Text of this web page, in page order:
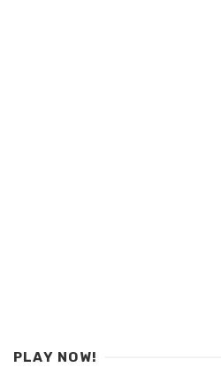
PLAY NOW!